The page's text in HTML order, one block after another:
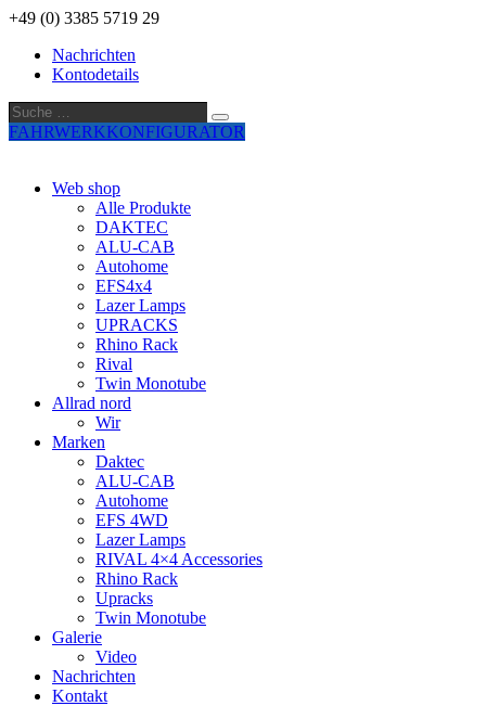
+49 (0) 3385 5719 29
Nachrichten
Kontodetails
Suche
…
Suche
FAHRWERKKONFIGURATOR
Web shop
Alle Produkte
DAKTEC
ALU-CAB
Autohome
EFS4x4
Lazer Lamps
UPRACKS
Rhino Rack
Rival
Twin Monotube
Allrad nord
Wir
Marken
Daktec
ALU-CAB
Autohome
EFS 4WD
Lazer Lamps
RIVAL 4×4 Accessories
Rhino Rack
Upracks
Twin Monotube
Galerie
Video
Nachrichten
Kontakt